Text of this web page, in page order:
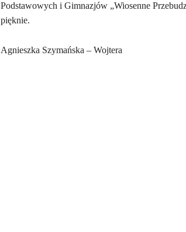
Podstawowych i Gimnazjów „Wiosenne
pięknie.
Agnieszka Szymańska – Wojtera